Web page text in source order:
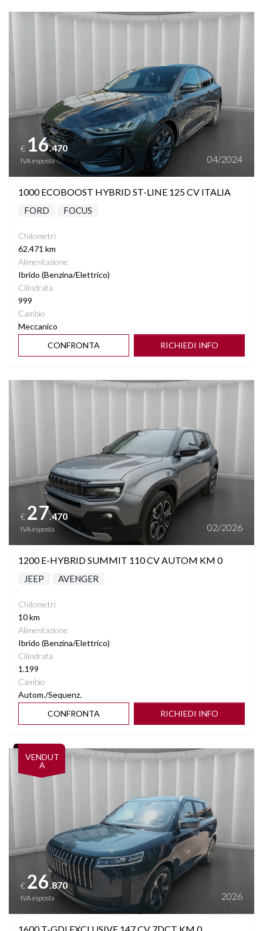
Vedi dettagli
€ 16.470
IVA esposta 04/2024
1000 ECOBOOST HYBRID ST-LINE 125 CV ITALIA
FORD FOCUS
Chilometri
62.471 km
Alimentazione
Ibrido (Benzina/Elettrico)
Cilindrata
999
Cambio
Meccanico
CONFRONTA
RICHIEDI INFO
Vedi dettagli
€ 27.470
IVA esposta 02/2026
1200 E-HYBRID SUMMIT 110 CV AUTOM KM 0
JEEP AVENGER
Chilometri
10 km
Alimentazione
Ibrido (Benzina/Elettrico)
Cilindrata
1.199
Cambio
Autom./Sequenz.
CONFRONTA
RICHIEDI INFO
VENDUT
A
Vedi dettagli
€ 26 .870
IVA esposta 2026
1600 T-GDI EXCLUSIVE 147 CV 7DCT KM 0